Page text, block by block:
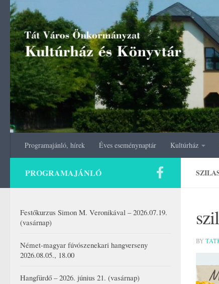
Skip to content
Programajánló, hírek Éves eseménynaptár Kultúrház
BY
PROGRAMAJÁNLÓ
Festőkurzus Simon M. Veronikával – 2026.07.19.
(vasárnap)
Német-magyar fúvószenekari hangverseny
2026.08.05., 18.00
Hangfürdő – 2026. június 21. (vasárnap)